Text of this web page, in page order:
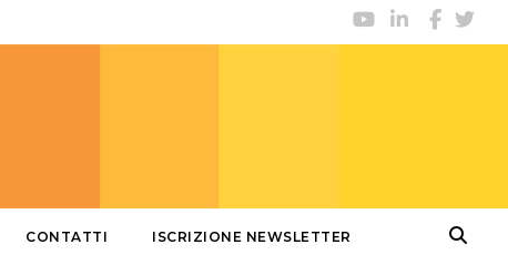
CONTATTI ISCRIZIONE NEWSLETTER